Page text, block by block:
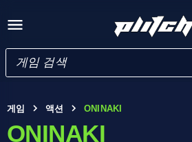
게임 액션 ONINAKI
ONINAKI